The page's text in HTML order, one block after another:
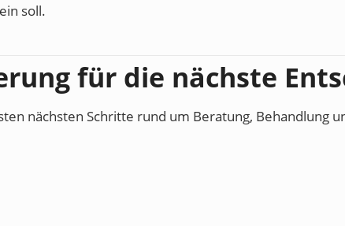
soll.
für die nächste
nächsten Schritte rund um Beratung, Behandlung